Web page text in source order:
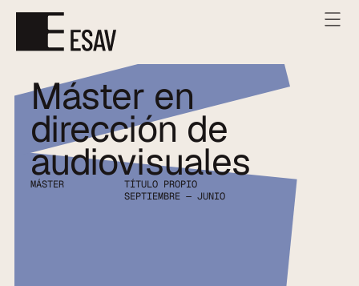
Máster en
dirección de
audiovisuales
MÁSTER
TÍTULO PROPIO
SEPTIEMBRE — JUNIO